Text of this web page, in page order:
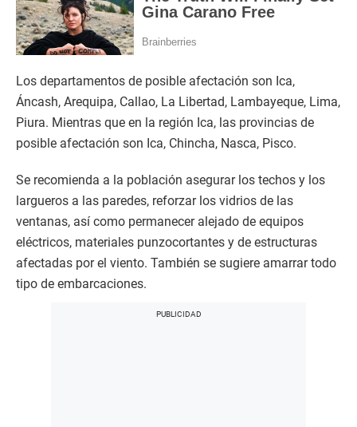
Los departamentos de posible afectación son Ica,
Áncash, Arequipa, Callao, La Libertad, Lambayeque, Lima,
Piura. Mientras que en la región Ica, las provincias de
posible afectación son Ica, Chincha, Nasca, Pisco.
Se recomienda a la población asegurar los techos y los
largueros a las paredes, reforzar los vidrios de las
ventanas, así como permanecer alejado de equipos
eléctricos, materiales punzocortantes y de estructuras
afectadas por el viento. También se sugiere amarrar todo
tipo de embarcaciones.